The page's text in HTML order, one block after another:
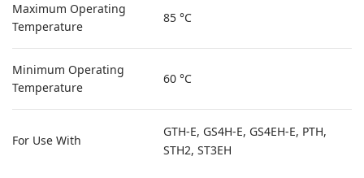
Maximum Operating
Temperature
85 °C
Minimum Operating
Temperature
60 °C
For Use With
GTH-E, GS4H-E, GS4EH-E, PTH,
STH2, ST3EH